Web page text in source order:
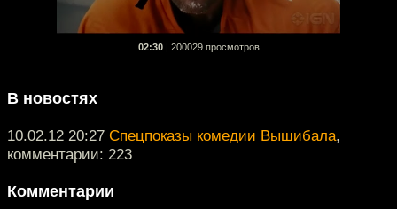
02:30 200029 просмотров
В новостях
10.02.12 20:27 Спецпоказы комедии Вышибала,
комментарии: 223
Комментарии